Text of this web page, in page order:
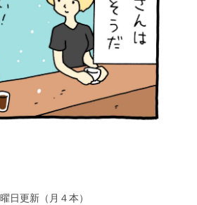
日更新（月４本）